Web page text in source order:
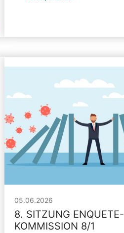
05.06.2026
8. SITZUNG ENQUETE-
KOMMISSION 8/1